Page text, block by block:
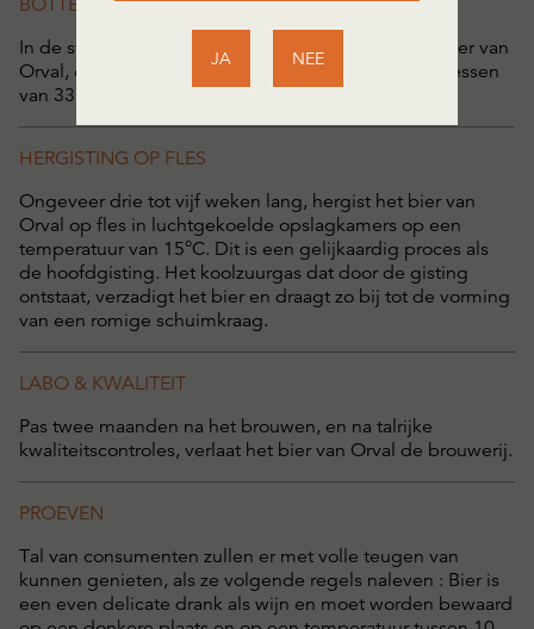
BOTTELEN
In de sterk gemechaniseerde
afvulzaal
wordt het bier van
Orval, op een ritme van 30.000 flessen per uur, in flessen
van 33 cl gebotteld.
HERGISTING OP FLES
Ongeveer drie tot vijf weken lang, hergist het bier van
Orval op fles in luchtgekoelde opslagkamers op een
temperatuur van 15°C. Dit is een gelijkaardig proces als
de hoofdgisting. Het koolzuurgas dat door de gisting
ontstaat, verzadigt het bier en draagt zo bij tot de vorming
van een romige schuimkraag.
LABO & KWALITEIT
Pas twee maanden na het brouwen, en na talrijke
kwaliteitscontroles, verlaat het bier van Orval de brouwerij.
PROEVEN
Tal van consumenten zullen er met volle teugen van
kunnen genieten, als ze volgende regels naleven : Bier is
een even delicate drank als wijn en moet worden bewaard
JA NEE